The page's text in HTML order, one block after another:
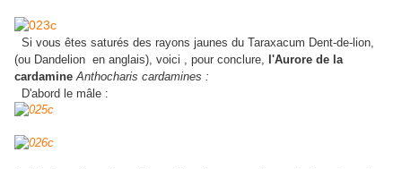
Si vous êtes saturés des rayons jaunes du Taraxacum Dent-de-lion,
(ou Dandelion en anglais), voici , pour conclure, l'Aurore de la
cardamine Anthocharis cardamines :
D'abord le mâle :